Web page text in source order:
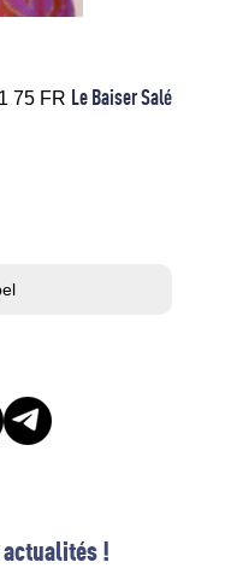
75 FR Le Baiser Salé
actualités !